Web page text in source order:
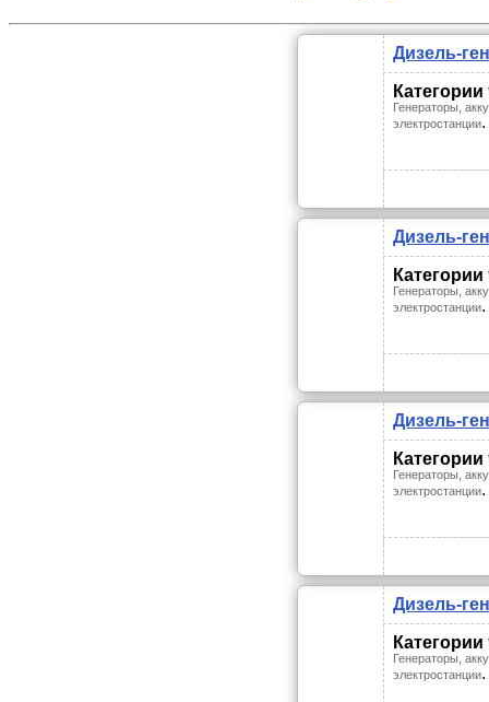
Дизель-
Генераторы,
электростанции.
Дизель-
Генераторы,
электростанции.
Дизель-
Генераторы,
электростанции.
Дизель-
Генераторы,
электростанции.